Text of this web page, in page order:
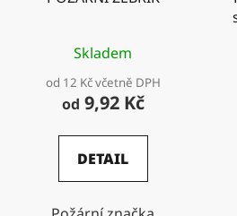
Skladem
od 12 Kč včetně DPH
od 9,92 Kč
DETAIL